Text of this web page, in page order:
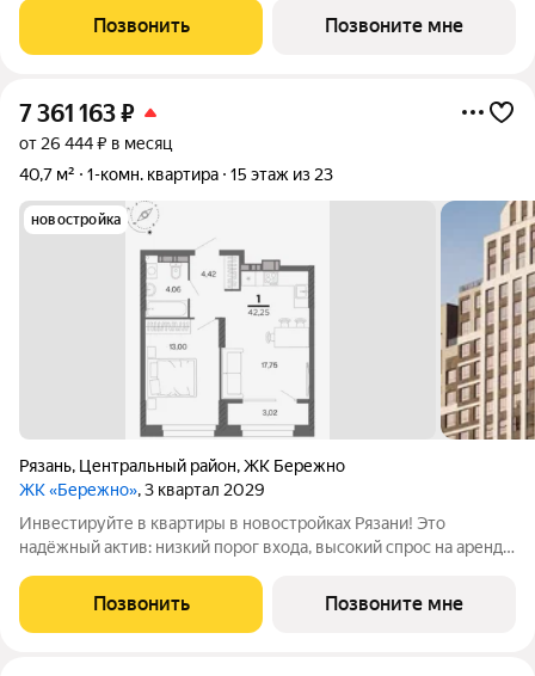
Жилой квартал «Бережно» это проект класса Бизнес,
созданный с уважением к городу и
Позвонить Позвоните мне
7 361 163₽
от 26 444 ₽ в месяц
40,7 м²
1-комн. квартира 15 этаж из 23
новостройка
Рязань, Центральный район,ЖК Бережно
ЖК «Бережно», 3 квартал 2029
Инвестируйте в квартиры в новостройках Рязани! Это
надёжный актив: низкий порог входа, высокий спрос на аренду
Жилой квартал «Бережно» это проект класса Бизнес,
созданный с уважением к городу и
Позвонить Позвоните мне